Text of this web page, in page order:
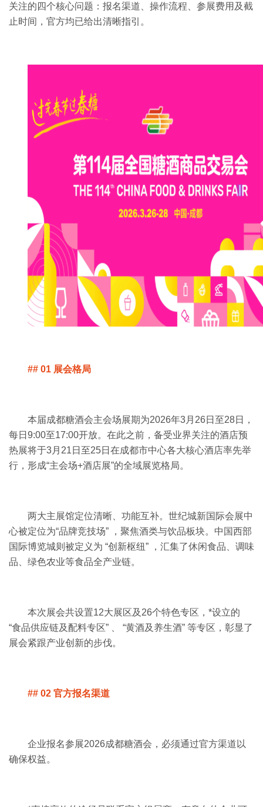
关注的四个核心问题：报名渠道、操作流程、参展费用及截
止时间，官方均已给出清晰指引。
## 01 展会格局
本届成都糖酒会主会场展期为2026年3月26日至28日，
每日9:00至17:00开放。在此之前，备受业界关注的酒店预
热展将于3月21日至25日在成都市中心各大核心酒店率先举
行，形成“主会场+酒店展”的全域展览格局。
两大主展馆定位清晰、功能互补。世纪城新国际会展中
心被定位为“品牌竞技场” ，聚焦酒类与饮品板块。中国西部
国际博览城则被定义为 “创新枢纽” ，汇集了休闲食品、调味
品、绿色农业等食品全产业链。
本次展会共设置12大展区及26个特色专区，*设立的
“食品供应链及配料专区” 、 “黄酒及养生酒” 等专区，彰显了
展会紧跟产业创新的步伐。
## 02 官方报名渠道
企业报名参展2026成都糖酒会 ，必须通过官方渠道以
确保权益。